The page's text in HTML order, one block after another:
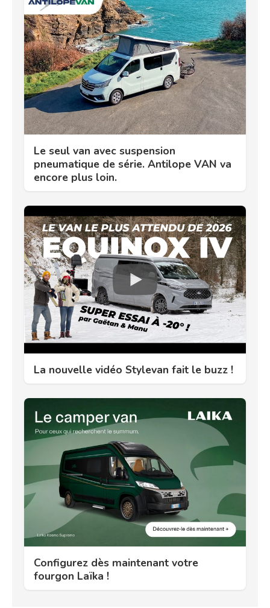
Le seul van avec suspension
pneumatique de série. Antilope VAN va
encore plus loin.
La nouvelle vidéo Stylevan fait le buzz !
Configurez dès maintenant votre
fourgon Laïka !